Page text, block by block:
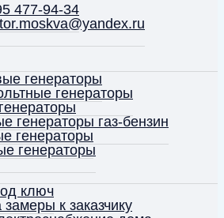
477-94-34
генераторы
генераторы
генераторы газ-бензин
генераторы
генераторы
ключ
к заказчику